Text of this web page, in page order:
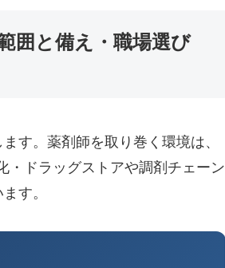
囲と備え・職場選び
す。薬剤師を取り巻く環境は、
・ドラッグストアや調剤チェーン
す。